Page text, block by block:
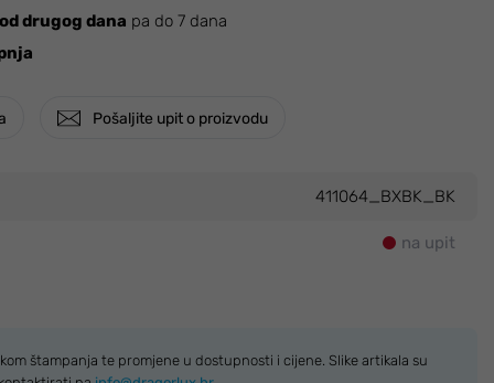
drugog dana pa do 7 dana
Pošaljite upit o proizvodu
411064_BXBK_BK
na upit
štampanja te promjene u dostupnosti i cijene. Slike artikala su